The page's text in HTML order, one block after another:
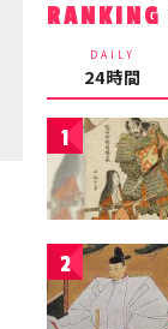
RANKING
DAILY
24時間
1
2